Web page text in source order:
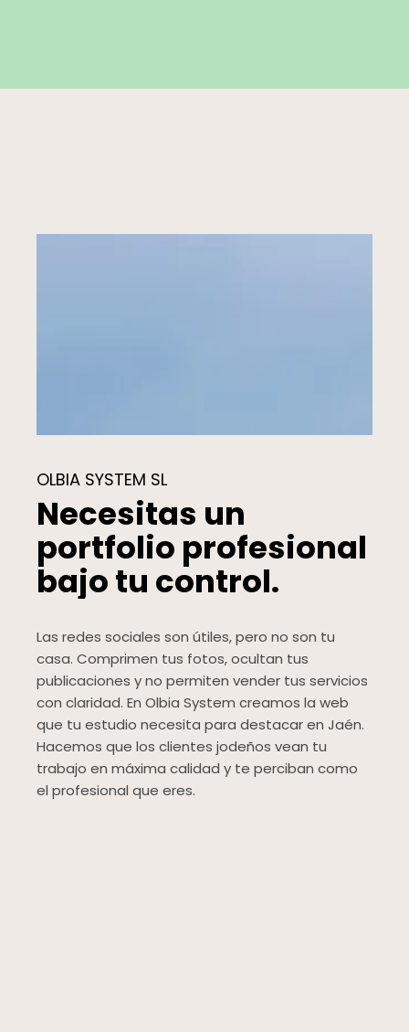
OLBIA SYSTEM SL
Necesitas un
portfolio profesional
bajo tu control.
Las redes sociales son útiles, pero no son tu
casa. Comprimen tus fotos, ocultan tus
publicaciones y no permiten vender tus servicios
con claridad. En Olbia System creamos la web
que tu estudio necesita para destacar en Jaén.
Hacemos que los clientes jodeños vean tu
trabajo en máxima calidad y te perciban como
el profesional que eres.